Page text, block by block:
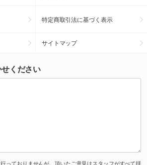
特定商取引法に基づく表示
サイトマップ
ください
っておりませんが、頂いたご意見はスタッフがすべて拝